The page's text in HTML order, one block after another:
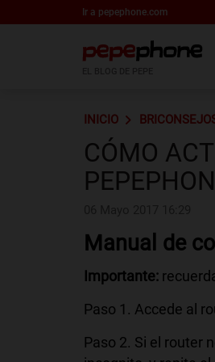
Ir a pepephone.com
INICIO
CÓMO
Manual de
Importante:
Paso 1. Accede al
Paso 2. Si el router